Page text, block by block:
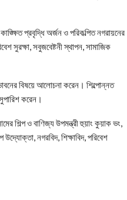
প্রবৃদ্ধি অর্জন ও পরিকল্পিত নগরায়নের
সুরক্ষা, সবুজবেষ্টনী স্থাপন, সামাজিক
বিষয়ে আলোচনা করেন। শিল্পোন্নত
করেন।
শিল্প ও বাণিজ্য উপমন্ত্রী হুয়াং কুয়াক ভং,
উদ্যোক্তা, নগরবিদ, শিক্ষাবিদ, পরিবেশ